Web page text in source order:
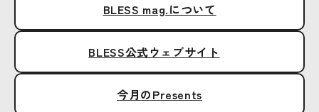
BLESS mag.について
BLESS公式ウェブサイト
今月のPresents